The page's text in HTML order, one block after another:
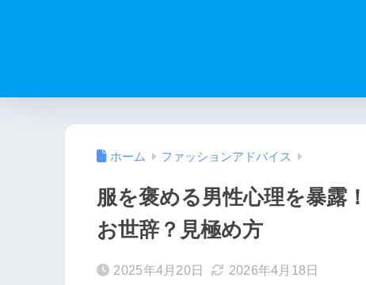
ホーム ファッションアドバイス
服を褒める男性心理を暴露
お世辞？見極め方
2025年4月20日 2026年4月18日